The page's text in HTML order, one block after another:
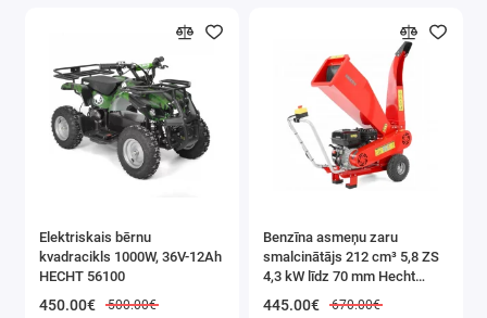
Elektriskais bērnu
kvadracikls 1000W, 36V-12Ah
HECHT 56100
450.00€ 500.00€
Benzīna asmeņu zaru
smalcinātājs 212 cm³ 5,8 ZS
4,3 kW līdz 70 mm Hecht
445.00€ 670.00€